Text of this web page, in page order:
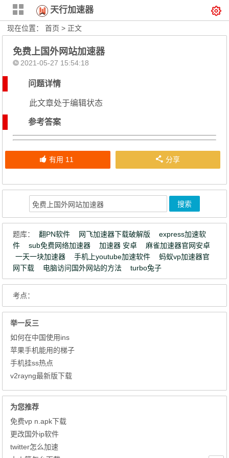
天行加速器
现在位置：首页 > 正文
免费上国外网站加速器
2021-05-27 15:54:18
问题详情
此文章处于编辑状态
参考答案
有用 11 分享
题库： 翻PN软件 网飞加速器下载破解版
express加速软
件
sub免费网络加速器 加速器 安卓
麻雀加速器官网安卓
一天一块加速器
手机上youtube加速软件
蚂蚁vp加速器官
网下载
电脑访问国外网站的方法 turbo兔子
考点：
举一反三
如何在中国使用ins
苹果手机能用的梯子
手机挂ss热点
v2rayng最新版下载
为您推荐
免费vp n.apk下载
更改国外ip软件
twitter怎么加速